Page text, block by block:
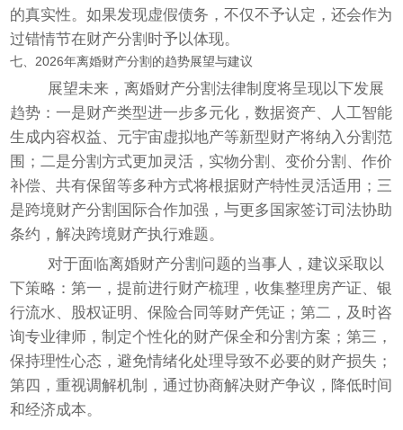
的真实性。如果发现虚假债务，不仅不予认定，还会作为
过错情节在财产分割时予以体现。
七、2026年离婚财产分割的趋势展望与建议
展望未来，离婚财产分割法律制度将呈现以下发展
趋势：一是财产类型进一步多元化，数据资产、人工智能
生成内容权益、元宇宙虚拟地产等新型财产将纳入分割范
围；二是分割方式更加灵活，实物分割、变价分割、作价
补偿、共有保留等多种方式将根据财产特性灵活适用；三
是跨境财产分割国际合作加强，与更多国家签订司法协助
条约，解决跨境财产执行难题。
对于面临离婚财产分割问题的当事人，建议采取以
下策略：第一，提前进行财产梳理，收集整理房产证、银
行流水、股权证明、保险合同等财产凭证；第二，及时咨
询专业律师，制定个性化的财产保全和分割方案；第三，
保持理性心态，避免情绪化处理导致不必要的财产损失；
第四，重视调解机制，通过协商解决财产争议，降低时间
和经济成本。